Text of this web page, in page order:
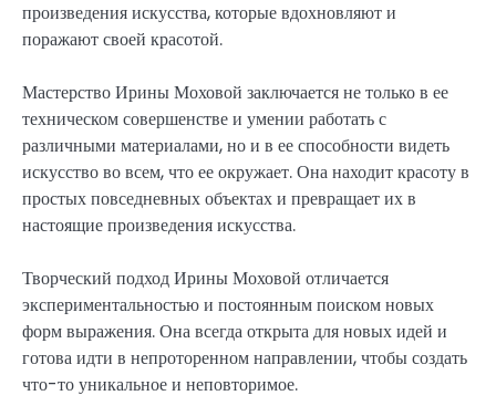
произведения искусства, которые вдохновляют и
поражают своей красотой.
Мастерство Ирины Моховой заключается не только в ее
техническом совершенстве и умении работать с
различными материалами, но и в ее способности видеть
искусство во всем, что ее окружает. Она находит красоту в
простых повседневных объектах и превращает их в
настоящие произведения искусства.
Творческий подход Ирины Моховой отличается
экспериментальностью и постоянным поиском новых
форм выражения. Она всегда открыта для новых идей и
готова идти в непроторенном направлении, чтобы создать
что-то уникальное и неповторимое.